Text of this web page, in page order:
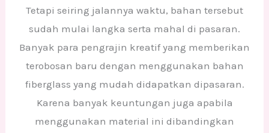
Tetapi seiring jalannya waktu, bahan tersebut
sudah mulai langka serta mahal di pasaran.
Banyak para pengrajin kreatif yang memberikan
terobosan baru dengan menggunakan bahan
fiberglass yang mudah didapatkan dipasaran.
Karena banyak keuntungan juga apabila
menggunakan material ini dibandingkan